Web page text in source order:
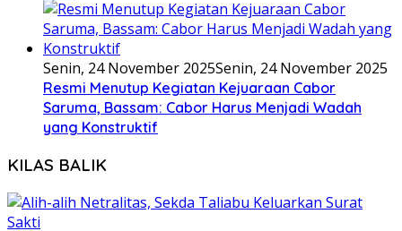
Senin, 24 November 2025Senin, 24 November 2025
Resmi Menutup Kegiatan Kejuaraan Cabor
Saruma, Bassam: Cabor Harus Menjadi Wadah
yang Konstruktif
KILAS BALIK